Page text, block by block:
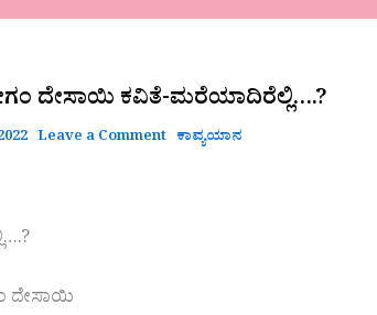
ದೇಸಾಯಿ ಕವಿತೆ-ಮರೆಯಾದಿರೆಲ್ಲಿ….?
Leave a Comment ಕಾವ್ಯಯಾನ
ದೇಸಾಯಿ